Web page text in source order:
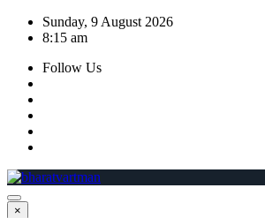
Skip
Sunday, 9 August 2026
8:15 am
Follow Us
×